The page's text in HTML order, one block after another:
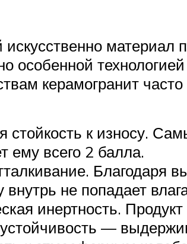
материал
особенной
керамогранит
стойкость к износу.
ему всего 2 балла.
Благодаря
внутрь не попадает
инертность.
—